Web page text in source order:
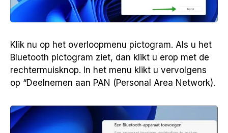
Klik nu op het overloopmenu pictogram. Als u het
Bluetooth pictogram ziet, dan klikt u erop met de
rechtermuisknop. In het menu klikt u vervolgens
op “Deelnemen aan PAN (Personal Area Network).